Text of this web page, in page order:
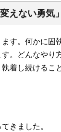
えない勇気」
す。何かに固
。どんなやり
執着し続けるこ
きました。